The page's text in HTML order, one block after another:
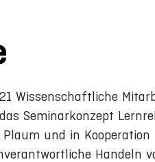
Wissenschaftliche
Seminarkonzept
und in
Handeln